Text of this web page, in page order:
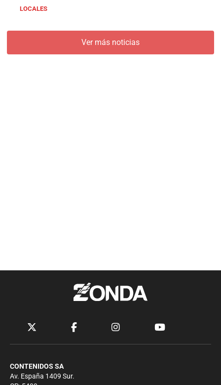
LOCALES
Ver más noticias
CONTENIDOS SA
Av. España 1409 Sur.